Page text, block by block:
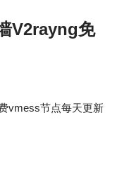
V2rayng免
vmess节点每天更新